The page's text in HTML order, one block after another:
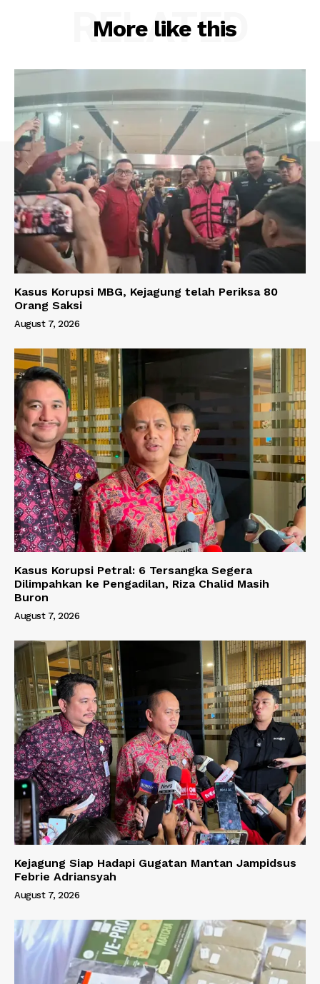
More like this
RELATED
Kasus Korupsi MBG, Kejagung telah Periksa 80
Orang Saksi
August 7, 2026
Kasus Korupsi Petral: 6 Tersangka Segera
Dilimpahkan ke Pengadilan, Riza Chalid Masih
Buron
August 7, 2026
Kejagung Siap Hadapi Gugatan Mantan Jampidsus
Febrie Adriansyah
August 7, 2026